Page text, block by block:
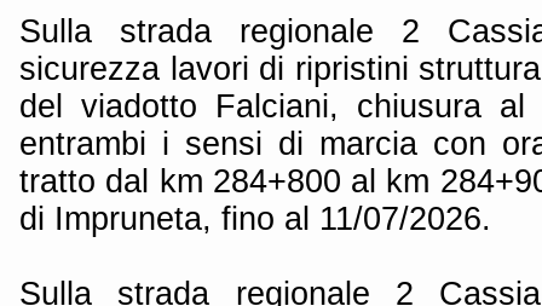
Sulla strada regionale 2
sicurezza lavori di ripristini
del viadotto Falciani, chiusura
entrambi i sensi di marcia con
tratto dal km 284+800 al km
di Impruneta, fino al 11/07/2026.
Sulla strada regionale 2